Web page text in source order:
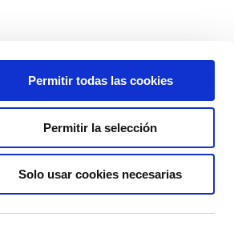
Permitir todas las cookies
Permitir la selección
Solo usar cookies necesarias